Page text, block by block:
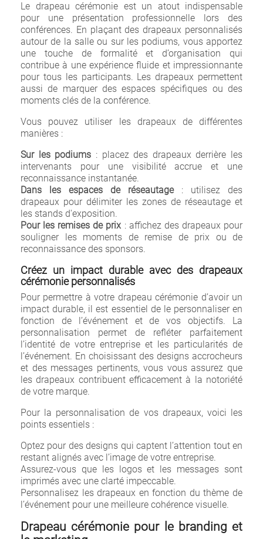
Le drapeau cérémonie est un atout indispensable
pour une présentation professionnelle lors des
conférences. En plaçant des drapeaux personnalisés
autour de la salle ou sur les podiums, vous apportez
une touche de formalité et d’organisation qui
contribue à une expérience fluide et impressionnante
pour tous les participants. Les drapeaux permettent
aussi de marquer des espaces spécifiques ou des
moments clés de la conférence.
Vous pouvez utiliser les drapeaux de différentes
manières :
Sur les podiums : placez des drapeaux derrière les
intervenants pour une visibilité accrue et une
reconnaissance instantanée.
Dans les espaces de réseautage: utilisez des
drapeaux pour délimiter les zones de réseautage et
les stands d'exposition.
Pour les remises de prix : affichez des drapeaux pour
souligner les moments de remise de prix ou de
reconnaissance des sponsors.
Créez un impact durable avec des drapeaux
cérémonie personnalisés
Pour permettre à votre drapeau cérémonie d’avoir un
impact durable, il est essentiel de le personnaliser en
fonction de l’événement et de vos objectifs. La
personnalisation permet de refléter parfaitement
l’identité de votre entreprise et les particularités de
l’événement. En choisissant des designs accrocheurs
et des messages pertinents, vous vous assurez que
les drapeaux contribuent efficacement à la notoriété
de votre marque.
Pour la personnalisation de vos drapeaux, voici les
points essentiels :
Optez pour des designs qui captent l’attention tout en
restant alignés avec l’image de votre entreprise.
Assurez-vous que les logos et les messages sont
imprimés avec une clarté impeccable.
Personnalisez les drapeaux en fonction du thème de
l’événement pour une meilleure cohérence visuelle.
Drapeau cérémonie pour le branding et